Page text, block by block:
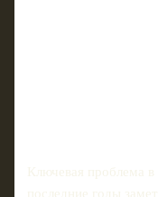
Ключевая проблема в
последние годы